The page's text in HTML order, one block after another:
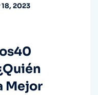
2023
Mejor